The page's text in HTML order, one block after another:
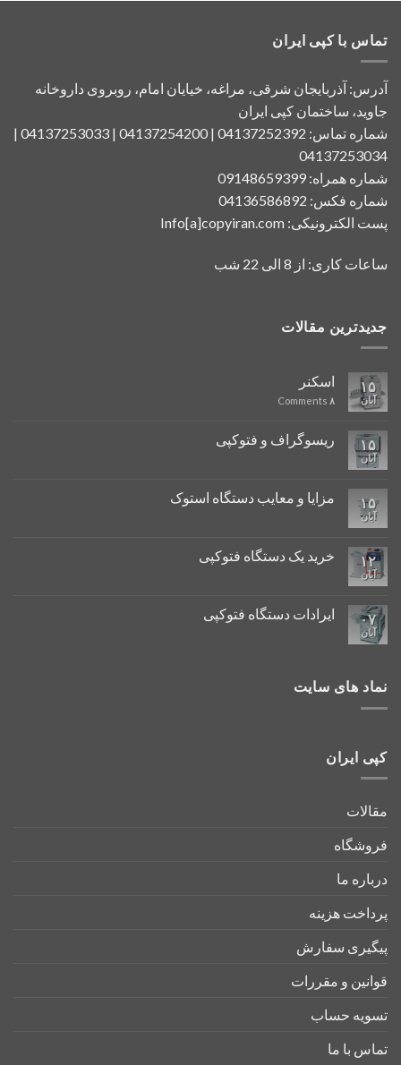
تماس با کپی ایران
آدرس: آذربایجان شرقی، مراغه، خیایان امام، روبروی داروخانه
جاوید، ساختمان کپی ایران
شماره تماس: 04137252392 | 04137254200 | 04137253033 |
04137253034
شماره همراه: 09148659399
شماره فکس: 04136586892
پست الکترونیکی: Info[a]copyiran.com
ساعات کاری: از 8 الی 22 شب
جدیدترین مقالات
۱۵
آبان
اسکنر
۸
۱۵
آبان
ریسوگراف و فتوکپی
۱۵
آبان
مزایا و معایب دستگاه استوک
۱۲
آبان
خرید یک دستگاه فتوکپی
۰۷
آبان
ایرادات دستگاه فتوکپی
نماد های سایت
کپی ایران
مقالات
فروشگاه
درباره ما
پرداخت هزینه
پیگیری سفارش
قوانین و مقررات
تسویه حساب
تماس با ما